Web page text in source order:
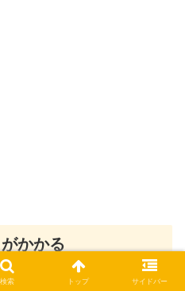
かかる
検索 トップ サイドバー